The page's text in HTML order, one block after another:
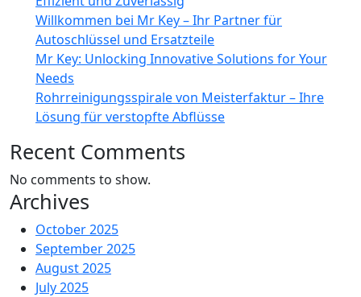
Willkommen bei Mr Key – Ihr Partner für
Autoschlüssel und Ersatzteile
Mr Key: Unlocking Innovative Solutions for Your
Needs
Rohrreinigungsspirale von Meisterfaktur – Ihre
Lösung für verstopfte Abflüsse
Recent Comments
No comments to show.
Archives
October 2025
September 2025
August 2025
July 2025